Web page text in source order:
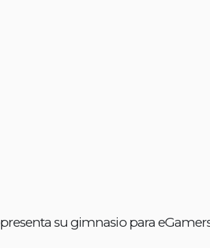
su gimnasio para